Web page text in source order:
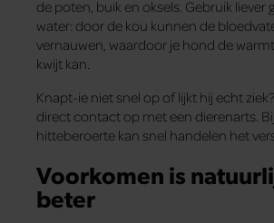
de poten, buik en oksels. Gebruik liever
water: door de kou kunnen de
vernauwen, waardoor je hond de
kwijt kan.
Knapt-ie niet snel op of lijkt hij echt
direct contact op met een dierenarts.
hitteberoerte kan snel handelen het
Voorkomen is
beter